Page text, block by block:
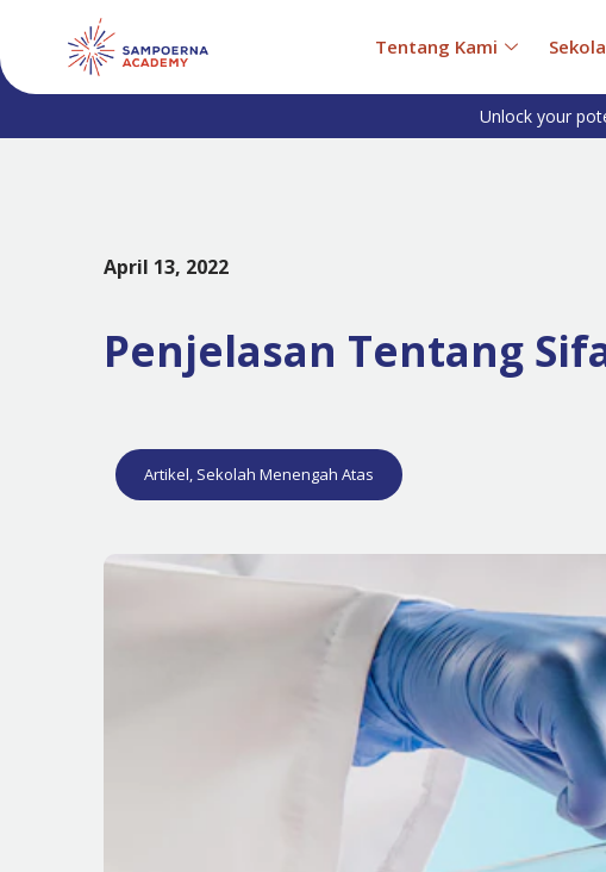
Tentang Kami
Unlock your
April 13, 2022
Penjelasan Tentang
Artikel, Sekolah Menengah Atas